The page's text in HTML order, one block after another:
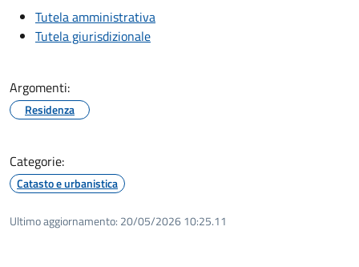
Tutela amministrativa
Tutela giurisdizionale
Argomenti:
Residenza
Categorie:
Catasto e urbanistica
Ultimo aggiornamento: 20/05/2026 10:25.11